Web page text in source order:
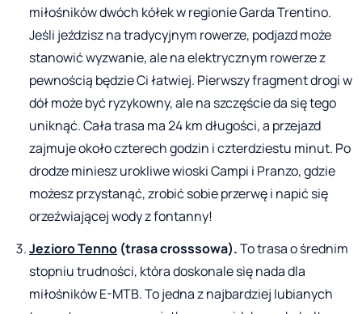
miłośników dwóch kółek w regionie Garda Trentino.
Jeśli jeździsz na tradycyjnym rowerze, podjazd może
stanowić wyzwanie, ale na elektrycznym rowerze z
pewnością będzie Ci łatwiej. Pierwszy fragment drogi w
dół może być ryzykowny, ale na szczęście da się tego
uniknąć. Cała trasa ma 24 km długości, a przejazd
zajmuje około czterech godzin i czterdziestu minut. Po
drodze miniesz urokliwe wioski Campi i Pranzo, gdzie
możesz przystanąć, zrobić sobie przerwę i napić się
orzeźwiającej wody z fontanny!
Jezioro Tenno (trasa crosssowa).To trasa o średnim
stopniu trudności, która doskonale się nada dla
miłośników E-MTB. To jedna z najbardziej lubianych